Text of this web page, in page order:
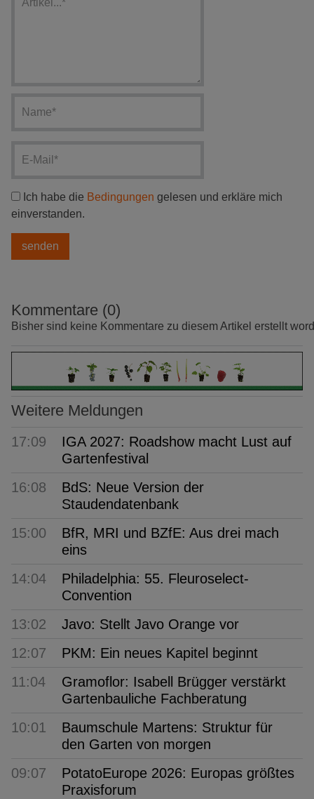
Ich habe die Bedingungen gelesen und erkläre mich
einverstanden.
Kommentare (0)
Bisher sind keine Kommentare zu diesem Artikel erstellt
Weitere Meldungen
17:09
IGA 2027: Roadshow macht Lust auf
Gartenfestival
16:08
BdS: Neue Version der
Staudendatenbank
15:00
BfR, MRI und BZfE: Aus drei mach
eins
14:04
Philadelphia: 55. Fleuroselect-
Convention
13:02
Javo: Stellt Javo Orange vor
12:07
PKM: Ein neues Kapitel beginnt
11:04
Gramoflor: Isabell Brügger verstärkt
Gartenbauliche Fachberatung
10:01
Baumschule Martens: Struktur für
den Garten von morgen
09:07
PotatoEurope 2026: Europas größtes
Praxisforum